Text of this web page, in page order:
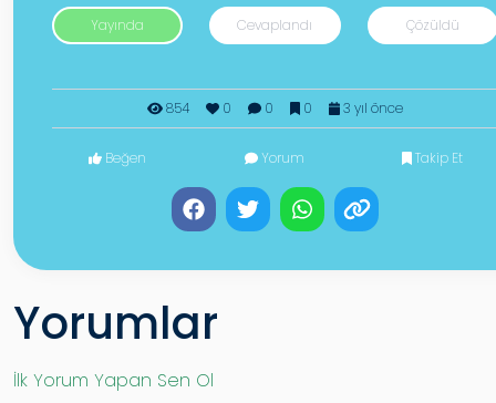
Yayında Cevaplandı Çözüldü
854 0 0 0 3 yıl önce
Beğen Yorum Takip Et
Yorumlar
İlk Yorum Yapan Sen Ol